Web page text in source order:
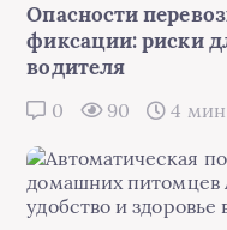
Опасности
фиксации: риски
водителя
0 90 4